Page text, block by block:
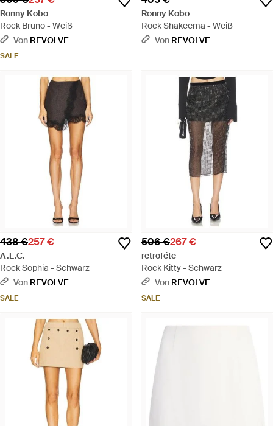
Ronny Kobo
Rock Bruno - Weiß
Von REVOLVE
SALE
Ronny Kobo
Rock Shakeema - Weiß
Von REVOLVE
438 €257 €
A.L.C.
Rock Sophia - Schwarz
Von REVOLVE
SALE
506 €267 €
retroféte
Rock Kitty - Schwarz
Von REVOLVE
SALE